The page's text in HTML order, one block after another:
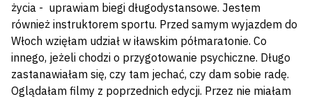
życia - uprawiam biegi długodystansowe. Jestem
również instruktorem sportu. Przed samym wyjazdem do
Włoch wzięłam udział w iławskim półmaratonie. Co
innego, jeżeli chodzi o przygotowanie psychiczne. Długo
zastanawiałam się, czy tam jechać, czy dam sobie radę.
Oglądałam filmy z poprzednich edycji. Przez nie miałam